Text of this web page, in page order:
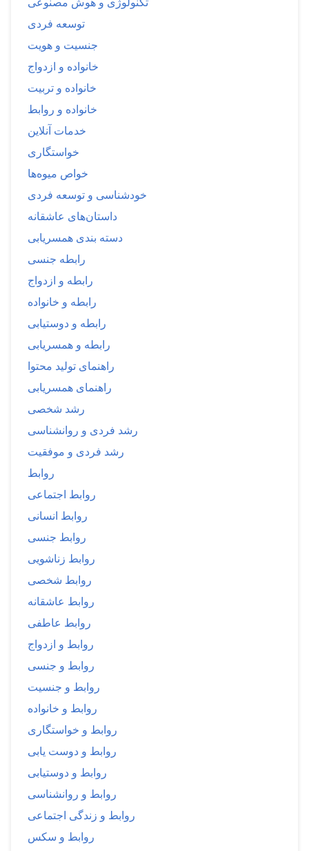
توسعه فردی
جنسیت و هویت
خانواده و ازدواج
خانواده و تربیت
خانواده و روابط
خدمات آنلاین
خواستگاری
خواص میوه‌ها
خودشناسی و توسعه فردی
داستان‌های عاشقانه
دسته بندی همسریابی
رابطه جنسی
رابطه و ازدواج
رابطه و خانواده
رابطه و دوستیابی
رابطه و همسریابی
راهنمای تولید محتوا
راهنمای همسریابی
رشد شخصی
رشد فردی و روانشناسی
رشد فردی و موفقیت
روابط
روابط اجتماعی
روابط انسانی
روابط جنسی
روابط زناشویی
روابط شخصی
روابط عاشقانه
روابط عاطفی
روابط و ازدواج
روابط و جنسی
روابط و جنسیت
روابط و خانواده
روابط و خواستگاری
روابط و دوست یابی
روابط و دوستیابی
روابط و روانشناسی
روابط و زندگی اجتماعی
روابط و سکس